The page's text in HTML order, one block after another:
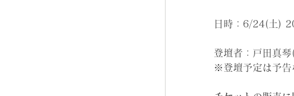
日時：6/24(土)
登壇者：戸田真琴
※登壇予定は予告